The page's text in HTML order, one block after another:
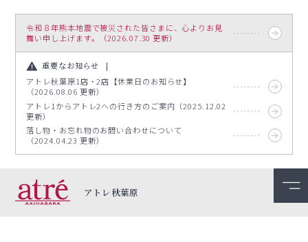
令和８年熊本地震で被災された皆さまに、心よりお見
舞い申し上げます。（2026.07.30 更新）
重要なお知らせ
アトレ秋葉原1店・2店【休業日のお知らせ】
（2026.08.06 更新）
アトレ1からアトレ2への行き方のご案内（2025.12.02
更新）
落し物・お忘れ物のお問い合わせについて
（2024.04.23 更新）
アトレ秋葉原